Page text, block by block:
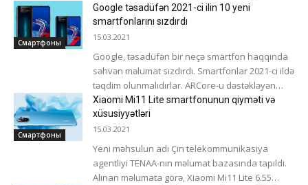
платформе Electric-Global Modular Platform (E-
GMP), что и Ioniq 5....
Смартфоны
Google təsadüfən 2021-ci ilin 10 yeni
smartfonlarını sızdırdı
15.03.2021
Google, təsadüfən bir neçə smartfon haqqında
səhvən məlumat sızdırdı. Smartfonlar 2021-ci ildə
təqdim olunmalıdırlar. ARCore-u dəstəkləyən
cihazların siyahısında yeni smartfonların adları
Смартфоны
Xiaomi Mi11 Lite smartfonunun qiyməti və
xüsusiyyətləri
15.03.2021
Yeni məhsulun adı Çin telekommunikasiya
agentliyi TENAA-nın məlumat bazasında tapıldı.
Alınan məlumata görə, Xiaomi Mi11 Lite 6.55